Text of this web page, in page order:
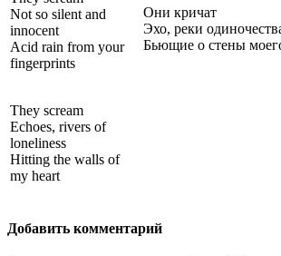
Not so silent and
innocent
Acid rain from your
fingerprints
They scream
Echoes, rivers of
loneliness
Hitting the walls of
my heart
Они кричат
Эхо, реки
Бьющие о стены
Добавить комментарий